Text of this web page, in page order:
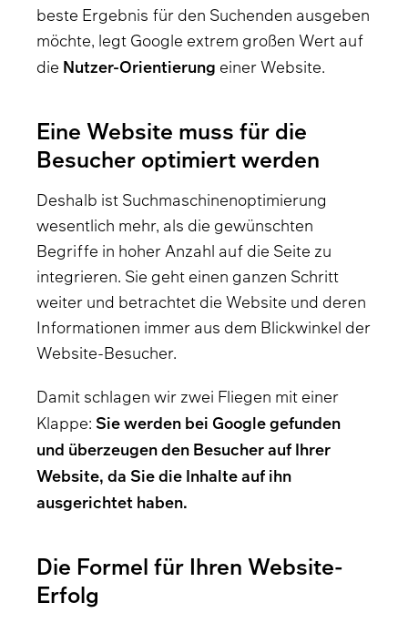
beste Ergebnis für den Suchenden ausgeben
möchte, legt Google extrem großen Wert auf
die Nutzer-Orientierung einer Website.
Eine Website muss für die
Besucher optimiert werden
Deshalb ist Suchmaschinenoptimierung
wesentlich mehr, als die gewünschten
Begriffe in hoher Anzahl auf die Seite zu
integrieren. Sie geht einen ganzen Schritt
weiter und betrachtet die Website und deren
Informationen immer aus dem Blickwinkel der
Website-Besucher.
Damit schlagen wir zwei Fliegen mit einer
Klappe: Sie werden bei Google gefunden
und überzeugen den Besucher auf Ihrer
Website, da Sie die Inhalte auf ihn
ausgerichtet haben.
Die Formel für Ihren Website-
Erfolg